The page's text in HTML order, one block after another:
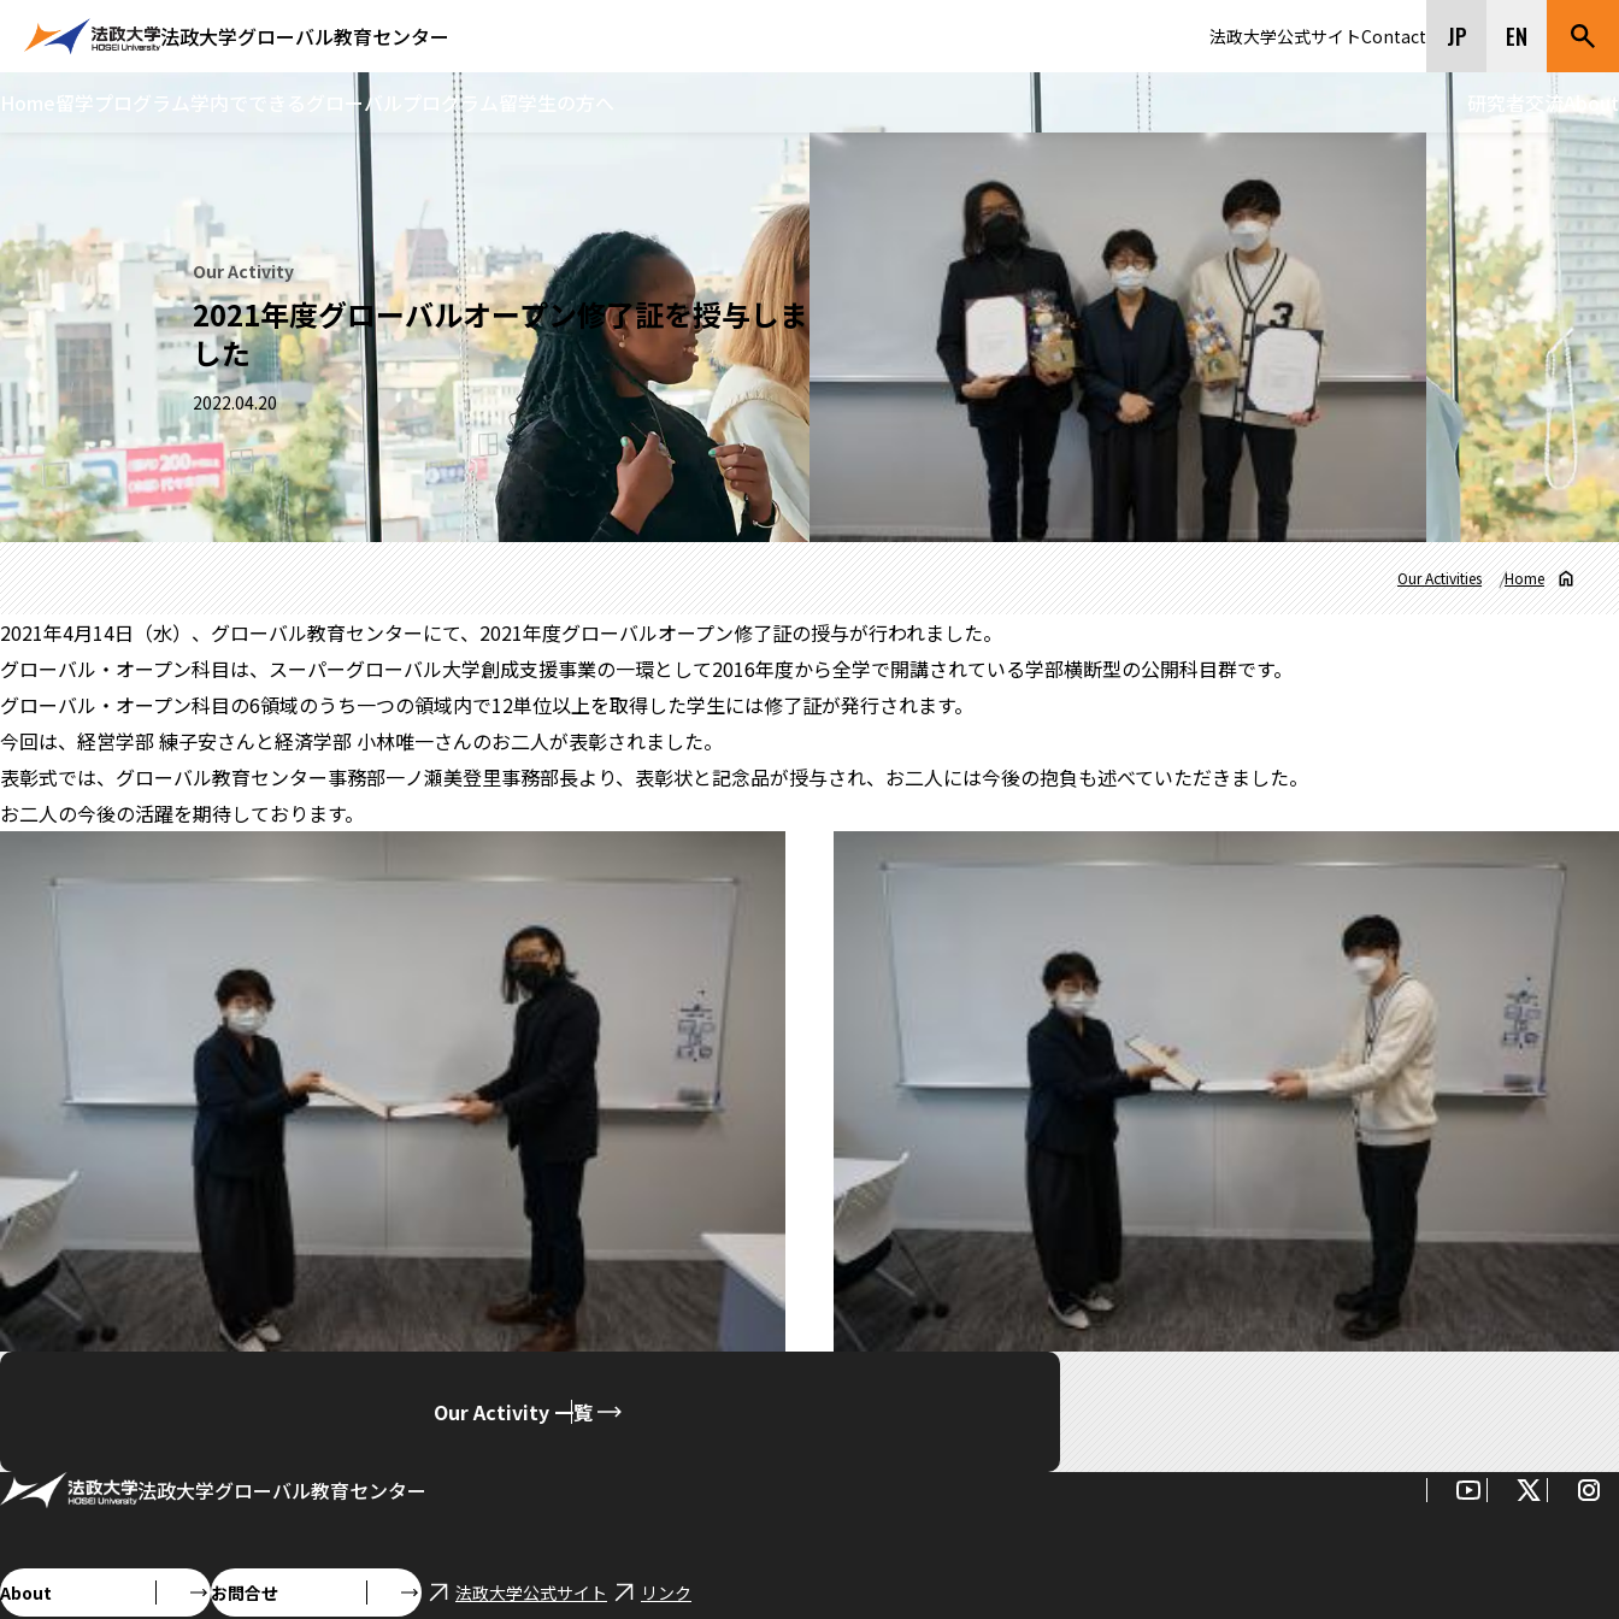
法政大学グローバル教育センター 法政大学公式サイトContact JP EN
Home留学プログラム学内でできるグローバルプログラム 留学生の方へ 研究者交流 About
Our Activity
2021年度グローバルオープン修了証を授与しま
した
2022.04.20
Home
Our Activities
2021年4月14日（水）、グローバル教育センターにて、2021年度グローバルオープン修了証の授与が行われました。
グローバル・オープン科目は、スーパーグローバル大学創成支援事業の一環として2016年度から全学で開講されている学部横断型の公開科目群です。
グローバル・オープン科目の6領域のうち一つの領域内で12単位以上を取得した学生には修了証が発行されます。
今回は、経営学部 練子安さんと経済学部 小林唯一さんのお二人が表彰されました。
表彰式では、グローバル教育センター事務部一ノ瀬美登里事務部長より、表彰状と記念品が授与され、お二人には今後の抱負も述べていただきました。
お二人の今後の活躍を期待しております。
Our Activity 一覧
法政大学グローバル教育センター
About お問合せ 法政大学公式サイト リンク